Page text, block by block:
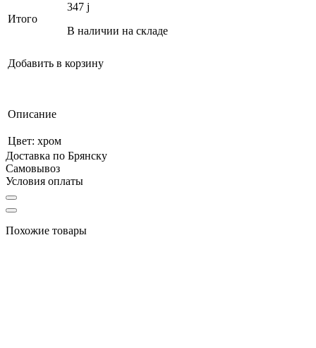
Итого
347 j
В наличии на складе
Добавить в корзину
Описание
Цвет: хром
Доставка по Брянску
Самовывоз
Условия оплаты
Похожие товары